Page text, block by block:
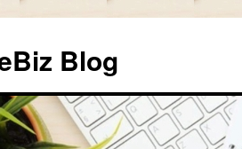
Blog